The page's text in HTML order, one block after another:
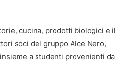
cucina, prodotti biologici e il
soci del gruppo Alce Nero,
a studenti provenienti da